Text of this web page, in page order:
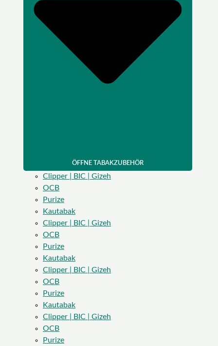
ÖFFNE TABAKZUBEHÖR
Clipper | BIC | Gizeh
OCB
Purize
Kautabak
Clipper | BIC | Gizeh
OCB
Purize
Kautabak
Clipper | BIC | Gizeh
OCB
Purize
Kautabak
Clipper | BIC | Gizeh
OCB
Purize